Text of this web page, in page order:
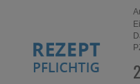
Homöopathie, Schüsslersalze
Gesundheit & Fitness